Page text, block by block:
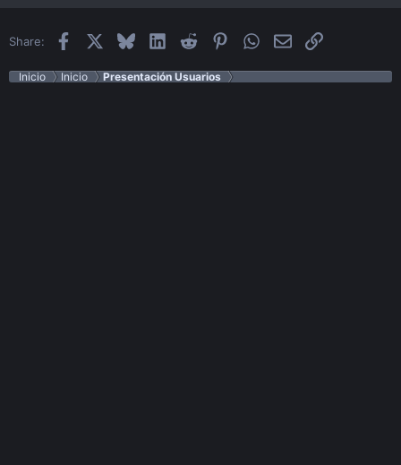
Share: Facebook BlueskyLinkedInReddit PinterestWhatsApp
EmailEnlace
Inicio Inicio Presentación Usuarios